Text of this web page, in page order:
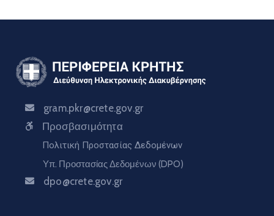
gram.pkr@crete.gov.gr
Προσβασιμότητα
Πολιτική Προστασίας Δεδομένων
Υπ. Προστασίας Δεδομένων (DPO)
dpo@crete.gov.gr